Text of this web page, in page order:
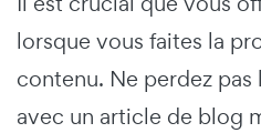
lorsque vous faites la
contenu. Ne perdez
avec un article de blog